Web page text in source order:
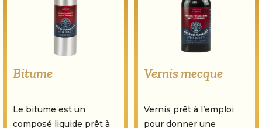
Bitume
Le bitume est un
composé liquide prêt à
Vernis mecque
Vernis prêt à l’emploi
pour donner une